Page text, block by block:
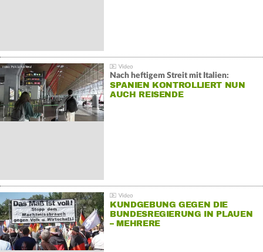
Nach heftigem Streit mit Italien:
SPANIEN KONTROLLIERT NUN
AUCH REISENDE
KUNDGEBUNG GEGEN DIE
BUNDESREGIERUNG IN PLAUEN
– MEHRERE